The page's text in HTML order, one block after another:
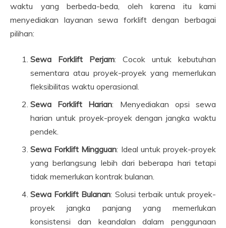
waktu yang berbeda-beda, oleh karena itu kami
menyediakan layanan sewa forklift dengan berbagai
pilihan:
Sewa Forklift Perjam: Cocok untuk kebutuhan
sementara atau proyek-proyek yang memerlukan
fleksibilitas waktu operasional.
Sewa Forklift Harian: Menyediakan opsi sewa
harian untuk proyek-proyek dengan jangka waktu
pendek.
Sewa Forklift Mingguan: Ideal untuk proyek-proyek
yang berlangsung lebih dari beberapa hari tetapi
tidak memerlukan kontrak bulanan.
Sewa Forklift Bulanan: Solusi terbaik untuk proyek-
proyek jangka panjang yang memerlukan
konsistensi dan keandalan dalam penggunaan